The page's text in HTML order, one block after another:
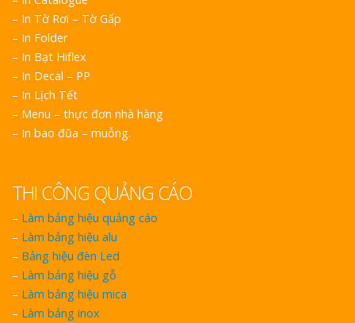
– In Tờ Rơi – Tờ Gấp
– In Folder
– In Bạt Hiflex
– In Decal – PP
– In Lịch Tết
– Menu – thực đơn nhà hàng
– In bao đũa – muỗng.
THI CÔNG QUẢNG CÁO
– Làm bảng hiệu quảng cáo
– Làm bảng hiệu alu
– Bảng hiệu đèn Led
– Làm bảng hiệu gỗ
– Làm bảng hiệu mica
– Làm bảng inox